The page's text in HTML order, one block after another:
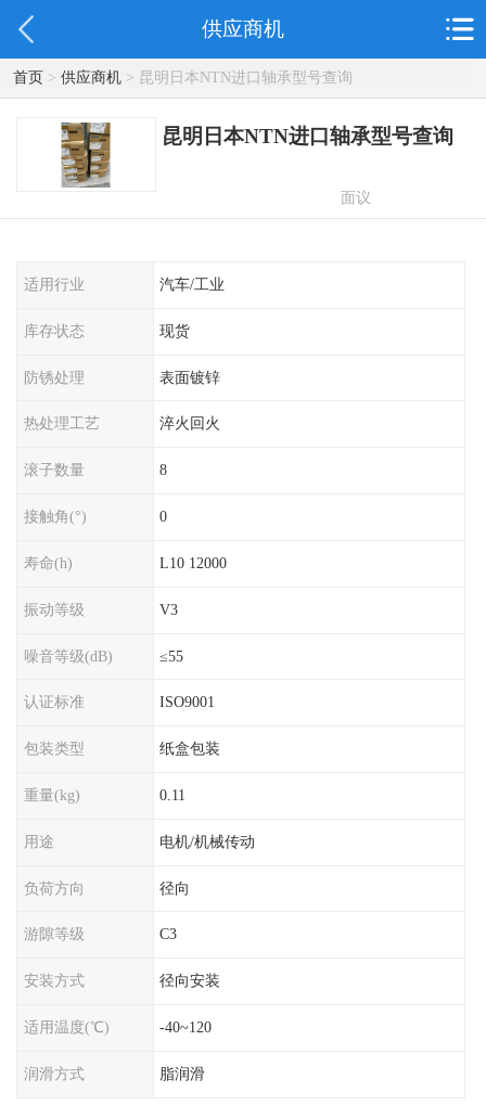
供应商机
首页> 供应商机> 昆明日本NTN进口轴承型号查询
昆明日本NTN进口轴承型号查询
面议
适用行业 汽车/工业
库存状态 现货
防锈处理 表面镀锌
热处理工艺 淬火回火
滚子数量 8
接触角(°) 0
寿命(h) L10 12000
振动等级 V3
噪音等级(dB) ≤55
认证标准 ISO9001
包装类型 纸盒包装
重量(kg) 0.11
用途 电机/机械传动
负荷方向 径向
游隙等级 C3
安装方式 径向安装
适用温度(℃) -40~120
润滑方式 脂润滑